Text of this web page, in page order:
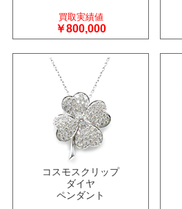
買取実績値
￥800,000
コスモスクリップ
ダイヤ
ペンダント